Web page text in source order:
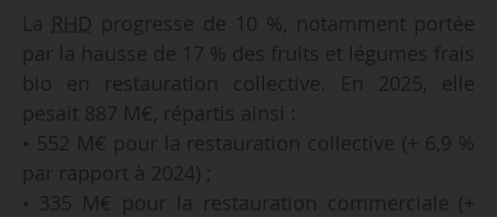
La RHD progresse de 10 %, notamment portée
par la hausse de 17 % des fruits et légumes frais
bio en restauration collective. En 2025, elle
pesait 887 M€, répartis ainsi :
• 552 M€ pour la restauration collective (+ 6,9 %
par rapport à 2024) ;
• 335 M€ pour la restauration commerciale (+